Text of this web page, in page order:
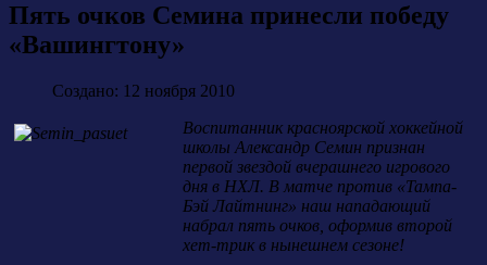
Пять очков Семина принесли победу
«Вашингтону»
Создано: 12 ноября 2010
Воспитанник красноярской хоккейной
школы Александр Семин признан
первой звездой вчерашнего игрового
дня в НХЛ. В матче против «Тампа-
Бэй Лайтнинг» наш нападающий
набрал пять очков, оформив второй
хет-трик в нынешнем сезоне!